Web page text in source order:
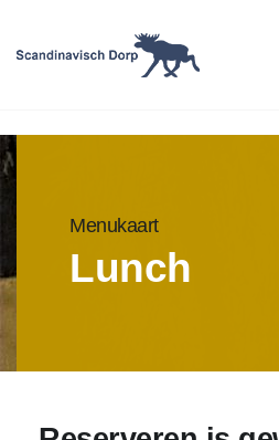
Menukaart
Lunch